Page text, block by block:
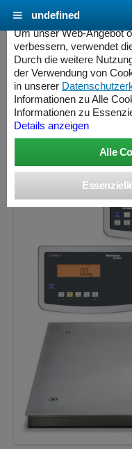
MINEBEA INTEC
Wägebereich: 300 kg,
Cookie Einstellungen -
Um unser Web-Angebot
verbessern, verwendet
Durch die weitere
der Verwendung von
in unserer
Informationen zu Alle
Informationen zu
Details anzeigen
undefined
Controller